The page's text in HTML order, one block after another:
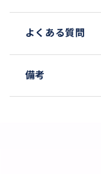
的地へ向かいます
ハイキングの注意
後はホテルまでお
間を気にせず安心
よくある質問
備考